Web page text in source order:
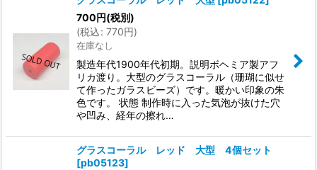
700円(税別)
(税込: 770円)
在庫なし
製造年代1900年代初期。説明ボヘミア製アフ
リカ渡り。大型のグラスコーラル（珊瑚に似せ
て作ったガラスビーズ）です。暖かい印象の朱
色です。 状態 制作時に入った気泡が抜けた穴
や凹み、経年の擦れ…
グラスコーラル レッド 大型 4個セット
[pb05123]